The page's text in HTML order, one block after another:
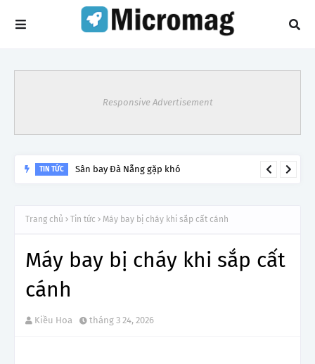
Responsive Advertisement
TIN TỨC Sân bay Đà Nẵng gặp khó
Trang chủ Tin tức Máy bay bị cháy khi sắp cất cánh
Máy bay bị cháy khi sắp cất
cánh
Kiều Hoa tháng 3 24, 2026